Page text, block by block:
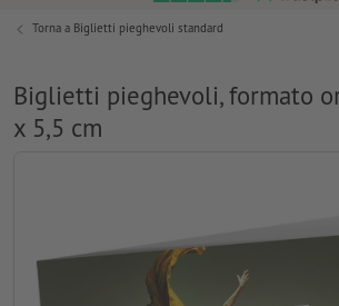
Torna a Biglietti pieghevoli standard
Biglietti pieghevoli, formato
x 5,5 cm